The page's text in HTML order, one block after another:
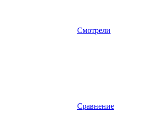
Смотрели
Сравнение